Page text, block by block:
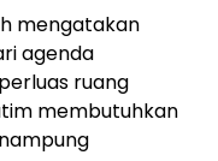
mengatakan
agenda
ruang
membutuhkan